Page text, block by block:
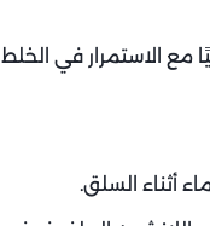
مع الاستمرار في الخلط
أثناء السلق.